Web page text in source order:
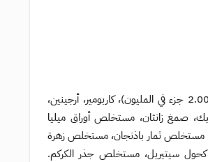
ماء، بوتيلين جليكول، جلسرين، بانثينول، تريهالوز، ثنائي بروبيلين جليكول، بوليسوربات 80، هيالورونات الصوديوم (2.00 جزء في المليون)، كاربومير، أرجينين،
صمغ زانثان، مستخلص أوراق ميليا
مستخلص ثمار باذنجان، مستخلص زهرة
أوراق أوسيموم سانكتوم، بولي جليسريل-6 كابرات، بولي جليسريل-4 كابرات، كحول سيتيريل، مستخلص جذر الكركم.